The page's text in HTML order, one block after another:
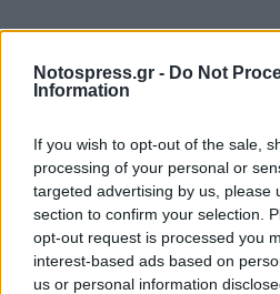
Notospress.gr - Do Not
Information
If you wish to opt-out of the sale,
processing of your personal or
targeted advertising by us, please
section to confirm your selection.
opt-out request is processed you
interest-based ads based on
us or personal information